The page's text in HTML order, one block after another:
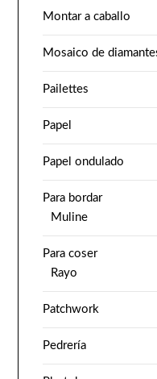
Montar a caballo
Mosaico de
Pailettes
Papel
Papel ondulado
Para bordar
Muline
Para coser
Rayo
Patchwork
Pedrería